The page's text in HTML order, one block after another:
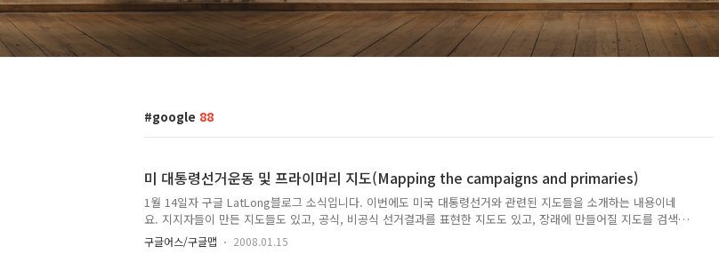
google 88
미 대통령선거운동 및 프라이머리 지도(Mapping the campaigns and primaries)
1월 14일자 구글 LatLong블로그 소식입니다. 이번에도 미국 대통령선거와 관련된 지도들을 소개하는 내용이네
요. 지지자들이 만든 지도들도 있고, 공식, 비공식 선거결과를 표현한 지도도 있고, 장래에 만들어질 지도를 검색
하는 방법도 소개되어 있습니다. 이 글을 보면서, 정말 많은 생각을 하게 됩니다. 제 블로그에서 선거라고 검색해
보면, 미 대통령 선거에 관한 여러 글이 있습니다. "선거자금 기부자 지도"도 있구요, 선거용 구글가젯도 있고, 아
구글어스/구글맵 2008.01.15